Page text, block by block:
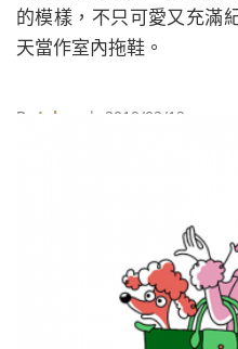
的模樣，不只可愛又充滿
天當作室內拖鞋。
By Juksy | 2019/02/12